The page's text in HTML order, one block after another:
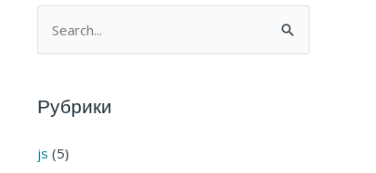
сРубрики
js (5)